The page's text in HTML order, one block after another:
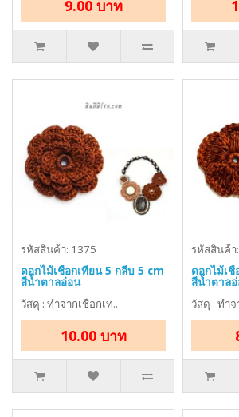
9.00 บาท
รหัสสินค้า: 1375
ดอกไม้เชือกเทียน 5 กลีบ 5 cm
สีน้ำตาลอ่อน
วัสดุ : ทำจากเชือกเท..
10.00 บาท
รหัสสินค้า
ดอกไม้เ
สีน้ำตาล
วัสดุ : ทำจ